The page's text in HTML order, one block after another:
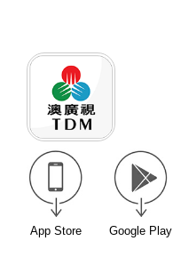
App Store Google Play